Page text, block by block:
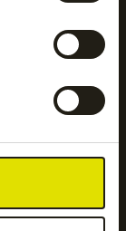
sweatshirts